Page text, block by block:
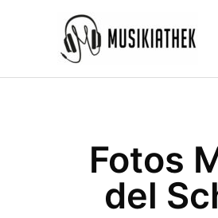
Fotos
del